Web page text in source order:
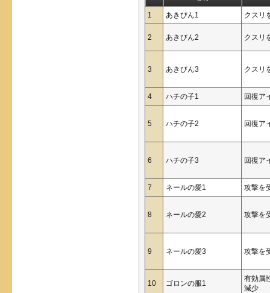
1 あきびん1 クスリ
2 あきびん2 クスリ
3 あきびん3 クスリ
4 ハチの子1 回復ア
5 ハチの子2 回復ア
6 ハチの子3 回復ア
7 ネールの愛1 攻撃を
8 ネールの愛2 攻撃を
9 ネールの愛3 攻撃を
10 ゴロンの服1
有効属
減少